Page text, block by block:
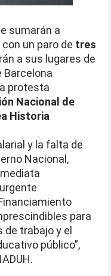
sumarán a
con un paro de tres
a sus lugares de
Barcelona
protesta
Nacional de
Historia
y la falta de
Nacional,
para
trabajo y el
público”,